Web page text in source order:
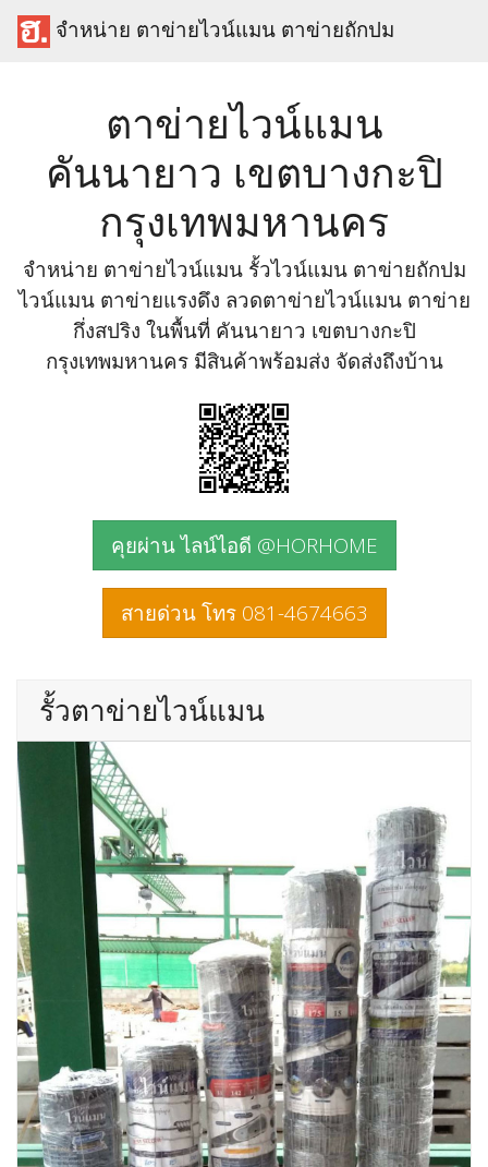
จำหน่าย ตาข่ายไวน์แมน ตาข่ายถักปม
ตาข่ายไวน์แมน
คันนายาว เขตบางกะปิ
กรุงเทพมหานคร
จำหน่าย ตาข่ายไวน์แมน รั้วไวน์แมน ตาข่ายถักปม
ไวน์แมน ตาข่ายแรงดึง ลวดตาข่ายไวน์แมน ตาข่าย
กึ่งสปริง ในพื้นที่ คันนายาว เขตบางกะปิ
กรุงเทพมหานคร มีสินค้าพร้อมส่ง จัดส่งถึงบ้าน
คุยผ่าน ไลน์ไอดี @HORHOME
สายด่วน โทร 081-4674663
รั้วตาข่ายไวน์แมน